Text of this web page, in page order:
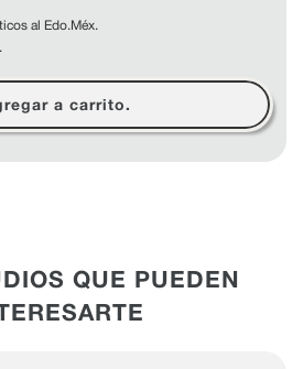
al Edo.Méx.
a carrito.
QUE PUEDEN